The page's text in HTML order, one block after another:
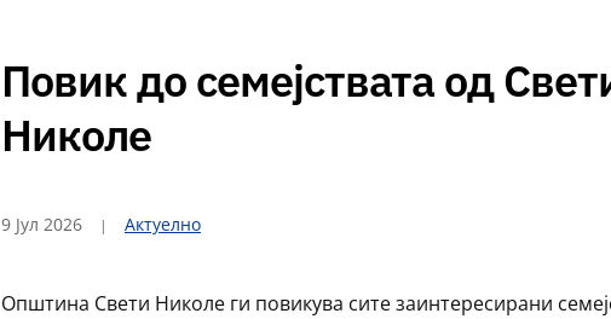
Повик до семејствата од
Николе
9 Јул 2026 Актуелно
Општина Свети Николе ги повикува сите заинтересирани